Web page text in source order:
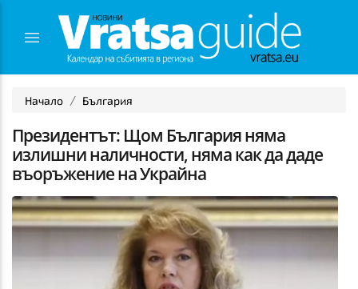
Начало България
Президентът: Щом България няма
излишни наличности, няма как да даде
въоръжение на Украйна